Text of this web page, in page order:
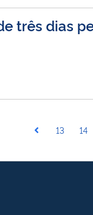
três dias
13 14